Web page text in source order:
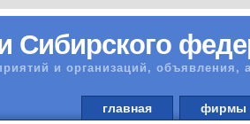
Сибирского
и организаций, объявления,
главная